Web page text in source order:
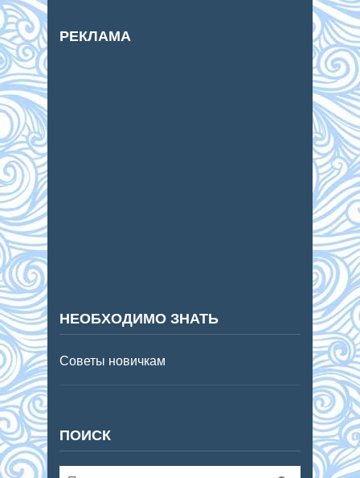
РЕКЛАМА
НЕОБХОДИМО ЗНАТЬ
Советы новичкам
ПОИСК